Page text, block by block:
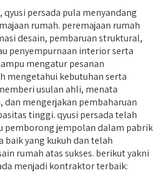
qyusi persada pula menyandang
rumah. peremajaan rumah
desain, pembaruan struktural,
penyempurnaan interior serta
mengatur pesanan
mengetahui kebutuhan serta
usulan ahli, menata
dan mengerjakan pembaharuan
tinggi. qyusi persada telah
pemborong jempolan dalam pabrik
baik yang kukuh dan telah
rumah atas sukses. berikut yakni
menjadi kontraktor terbaik: